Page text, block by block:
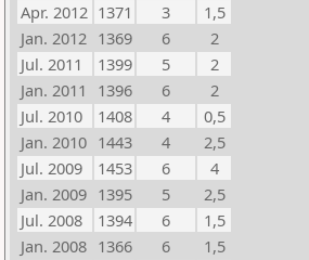
Apr. 2012 1371 3
1,5
Jan. 2012 1369 6
2
Jul. 2011
1399 5
2
Jan. 2011
1396 6
2
Jul. 2010
1408 4
0,5
Jan. 2010 1443 4
2,5
Jul. 2009
1453 6
4
Jan. 2009 1395 5
2,5
Jul. 2008
1394 6
1,5
Jan. 2008 1366 6
1,5